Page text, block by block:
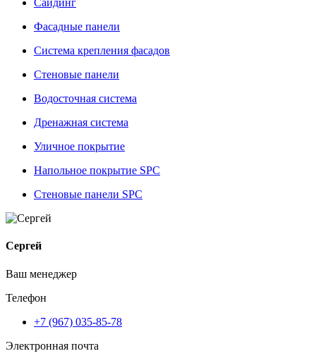
Сайдинг
Фасадные панели
Система крепления фасадов
Стеновые панели
Водосточная система
Дренажная система
Уличное покрытие
Напольное покрытие SPC
Стеновые панели SPC
Сергей
Ваш менеджер
Телефон
+7 (967) 035-85-78
Электронная почта